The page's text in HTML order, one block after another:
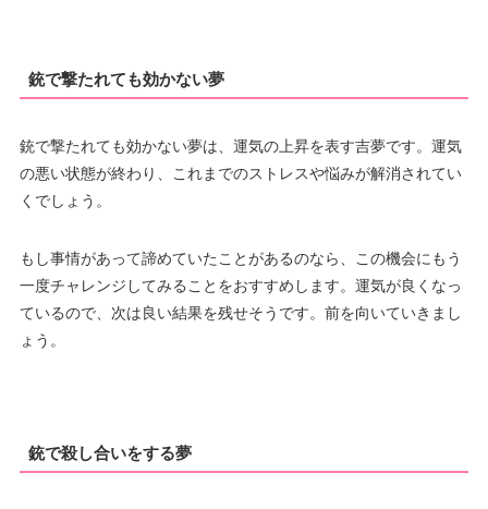
銃で撃たれても効かない夢
銃で撃たれても効かない夢は、運気の上昇を表す吉夢です。運気
の悪い状態が終わり、これまでのストレスや悩みが解消されてい
くでしょう。
もし事情があって諦めていたことがあるのなら、この機会にもう
一度チャレンジしてみることをおすすめします。運気が良くなっ
ているので、次は良い結果を残せそうです。前を向いていきまし
ょう。
銃で殺し合いをする夢